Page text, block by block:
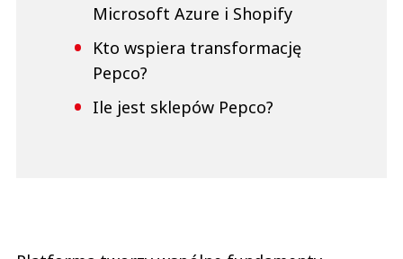
Microsoft Azure i Shopify
Kto wspiera transformację
Pepco?
Ile jest sklepów Pepco?